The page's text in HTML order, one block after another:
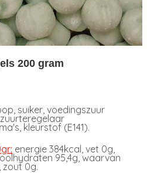
200 gram
suiker, voedingszuur
kleurstof (E141).
energie 384kcal, vet 0g,
95,4g, waarvan
zout 0g.